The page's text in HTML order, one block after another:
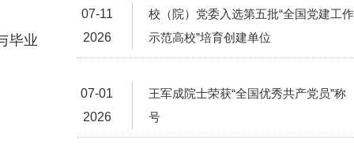
毕业
07-11
2026
校（院）党委入选第五批“全国党建工作
示范高校”培育创建单位
07-01
2026
王军成院士荣获“全国优秀共产党员”称
号